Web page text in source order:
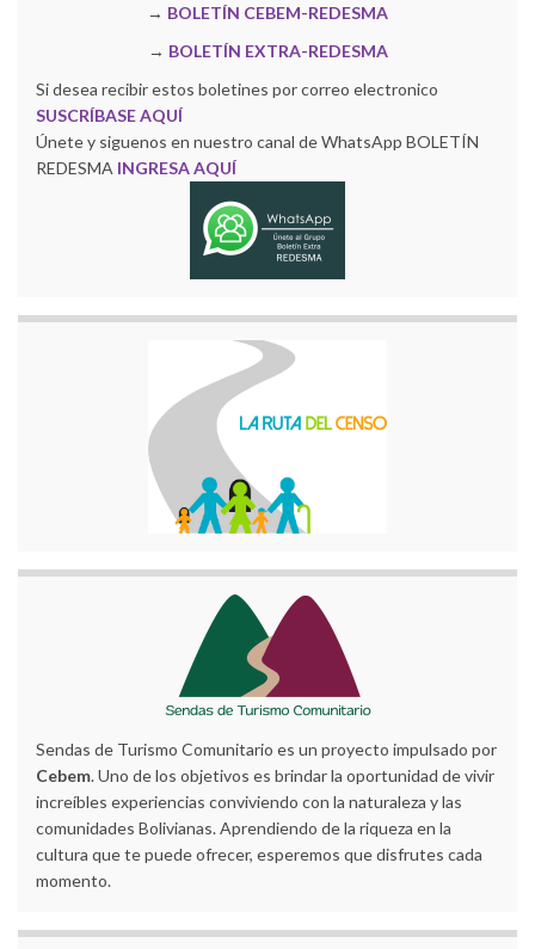
→ BOLETÍN CEBEM-REDESMA
→ BOLETÍN EXTRA-REDESMA
Si desea recibir estos boletines por correo electronico
SUSCRÍBASE AQUÍ
Únete y siguenos en nuestro canal de WhatsApp BOLETÍN
REDESMA INGRESA AQUÍ
Sendas de Turismo Comunitario es un proyecto impulsado por
Cebem. Uno de los objetivos es brindar la oportunidad de vivir
increíbles experiencias conviviendo con la naturaleza y las
comunidades Bolivianas. Aprendiendo de la riqueza en la
cultura que te puede ofrecer, esperemos que disfrutes cada
momento.